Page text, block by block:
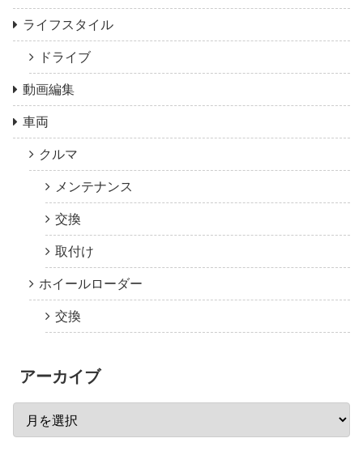
ライフスタイル
ドライブ
動画編集
車両
クルマ
メンテナンス
交換
取付け
ホイールローダー
交換
アーカイブ